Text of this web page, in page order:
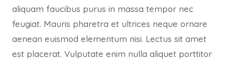
aliquam faucibus purus in massa tempor nec
feugiat. Mauris pharetra et ultrices neque ornare
aenean euismod elementum nisi. Lectus sit amet
est placerat. Vulputate enim nulla aliquet porttitor